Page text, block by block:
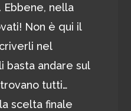
Ebbene, nella
Non è qui il
nel
basta andare sul
tutti…
scelta finale